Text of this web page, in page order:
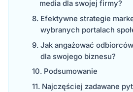
media dla swojej firmy?
Efektywne strategie
wybranych portalach
Jak angażować
dla swojego biznesu?
Podsumowanie
Najczęściej zadawane